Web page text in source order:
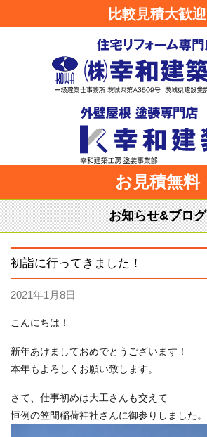
比較見積大歓迎
お見積無料
お知らせ&ブログ
初詣に行ってきました！
2021年1月8日
こんにちは！
新年あけましておめでとうございます！
本年もよろしくお願い致します。
さて、仕事初めは大工さんも交えて
恒例の笠間稲荷神社さんに御参りしました。